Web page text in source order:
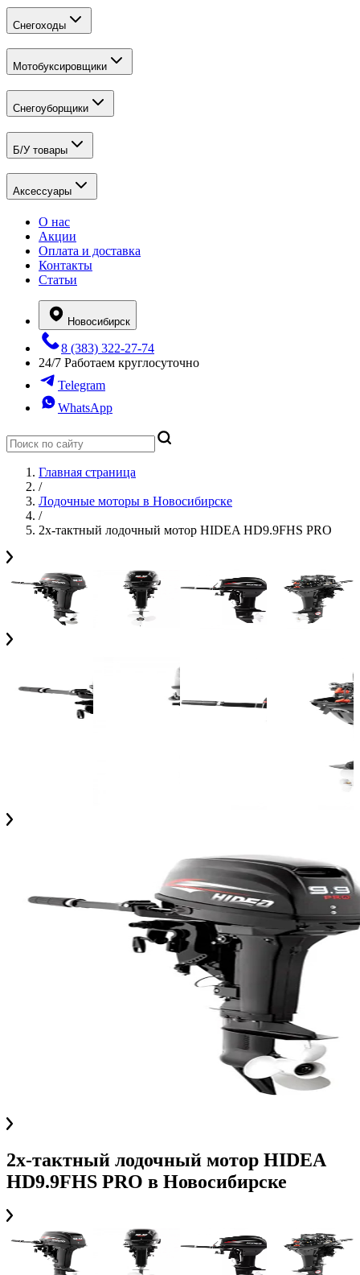
Снегоходы
Мотобуксировщики
Снегоуборщики
Б/У товары
Аксессуары
О нас
Акции
Оплата и доставка
Контакты
Статьи
Новосибирск
8 (383) 322-27-74
24/7 Работаем круглосуточно
Telegram
WhatsApp
Главная страница
/
Лодочные моторы в Новосибирске
/
2х-тактный лодочный мотор HIDEA HD9.9FHS PRO
2х-тактный лодочный мотор HIDEA
HD9.9FHS PRO в Новосибирске